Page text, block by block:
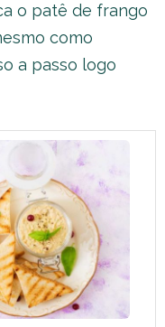
o patê de frango
como
a passo logo